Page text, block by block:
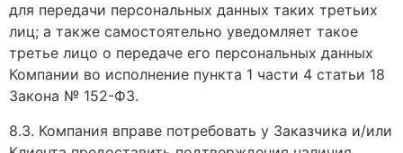
для передачи персональных данных таких третьих
лиц; а также самостоятельно уведомляет такое
третье лицо о передаче его персональных данных
Компании во исполнение пункта 1 части 4 статьи 18
Закона № 152-ФЗ.
8.3. Компания вправе потребовать у Заказчика и/или